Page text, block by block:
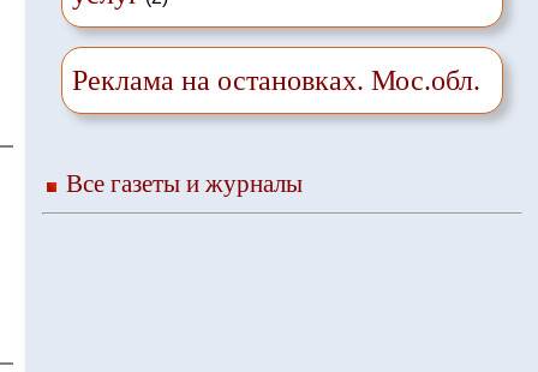
Реклама на остановках. Мос.обл.
Все газеты и журналы